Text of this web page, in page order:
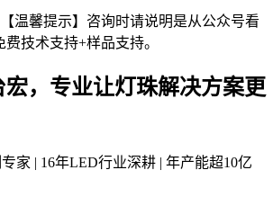
温馨提示】咨询时请说明是从公众号看
技术支持+样品支持。
，专业让灯珠解决方案更
家 | 16年LED行业深耕 | 年产能超10亿